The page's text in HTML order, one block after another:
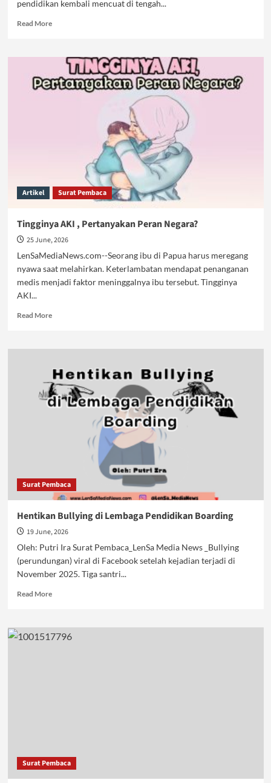
pendidikan kembali mencuat di tengah...
Read MoreRead
Tahun
Ajaran
Baru,
Beban
Artikel Surat Pembaca
Tingginya AKI , Pertanyakan Peran Negara?
25 June, 2026
LenSaMediaNews.com--Seorang ibu di Papua harus meregang
nyawa saat melahirkan. Keterlambatan mendapat penanganan
medis menjadi faktor meninggalnya ibu tersebut. Tingginya
AKI...
Read MoreRead
Tingginya
,
Pertanyakan
Peran
Negara?
Surat Pembaca
Hentikan Bullying di Lembaga Pendidikan Boarding
19 June, 2026
Oleh: Putri Ira Surat Pembaca_LenSa Media News _Bullying
(perundungan) viral di Facebook setelah kejadian terjadi di
November 2025. Tiga santri...
Read MoreRead
Hentikan
Bullying
Surat Pembaca